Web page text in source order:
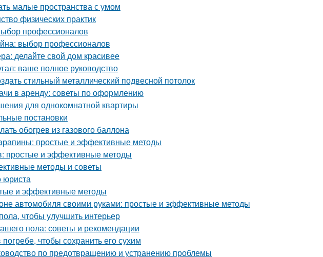
малые пространства с умом
физических практик
профессионалов
выбор профессионалов
делайте свой дом красивее
ваше полное руководство
стильный металлический подвесной потолок
в аренду: советы по оформлению
для однокомнатной квартиры
постановки
обогрев из газового баллона
простые и эффективные методы
простые и эффективные методы
методы и советы
юриста
и эффективные методы
автомобиля своими руками: простые и эффективные методы
чтобы улучшить интерьер
пола: советы и рекомендации
чтобы сохранить его сухим
по предотвращению и устранению проблемы